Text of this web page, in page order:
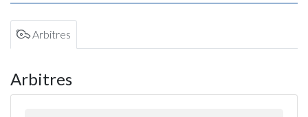
Arbitres
Arbitres